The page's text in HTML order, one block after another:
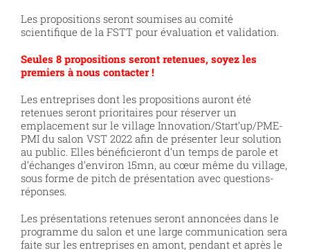
Les propositions seront soumises au comité
scientifique de la FSTT pour évaluation et validation.
Seules 8 propositions seront retenues, soyez les
premiers à nous contacter !
Les entreprises dont les propositions auront été
retenues seront prioritaires pour réserver un
emplacement sur le village Innovation/Start’up/PME-
PMI du salon VST 2022 afin de présenter leur solution
au public. Elles bénéficieront d’un temps de parole et
d’échanges d’environ 15mn, au cœur même du village,
sous forme de pitch de présentation avec questions-
réponses.
Les présentations retenues seront annoncées dans le
programme du salon et une large communication sera
faite sur les entreprises en amont, pendant et après le